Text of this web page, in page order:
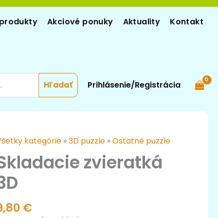
Akciové ponuky Aktuality Kontakt
Prihlásenie/Registrácia
kategórie »3D puzzle »Ostatné puzzle
zvieratká
€